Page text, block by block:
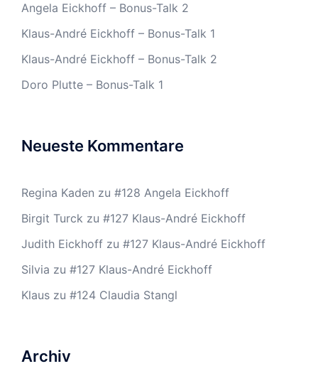
Angela Eickhoff – Bonus-Talk 2
Klaus-André Eickhoff – Bonus-Talk 1
Klaus-André Eickhoff – Bonus-Talk 2
Doro Plutte – Bonus-Talk 1
Neueste Kommentare
Regina Kaden zu #128 Angela Eickhoff
Birgit Turck zu #127 Klaus-André Eickhoff
Judith Eickhoff zu #127 Klaus-André Eickhoff
Silvia zu #127 Klaus-André Eickhoff
Klaus zu #124 Claudia Stangl
Archiv